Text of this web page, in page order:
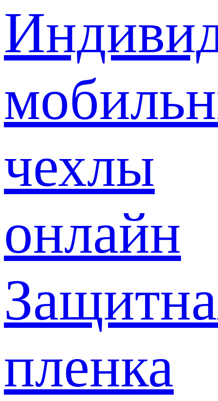
чехлы
онлайн
пленка